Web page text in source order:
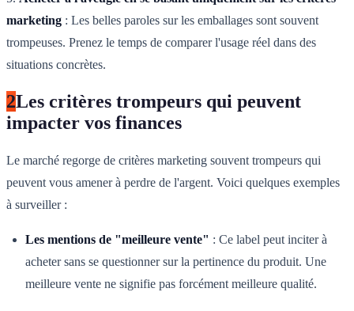
marketing : Les belles paroles sur les emballages sont souvent
trompeuses. Prenez le temps de comparer l'usage réel dans des
situations concrètes.
2Les critères trompeurs qui peuvent
impacter vos finances
Le marché regorge de critères marketing souvent trompeurs qui
peuvent vous amener à perdre de l'argent. Voici quelques exemples
à surveiller :
Les mentions de "meilleure vente" : Ce label peut inciter à
acheter sans se questionner sur la pertinence du produit. Une
meilleure vente ne signifie pas forcément meilleure qualité.